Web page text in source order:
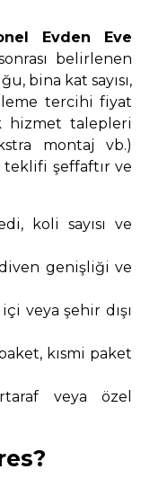
Evden Eve
belirlenen
bina kat sayısı,
tercihi fiyat
hizmet talepleri
montaj vb.)
şeffaftır ve
koli sayısı ve
genişliği ve
veya şehir dışı
kısmi paket
veya özel